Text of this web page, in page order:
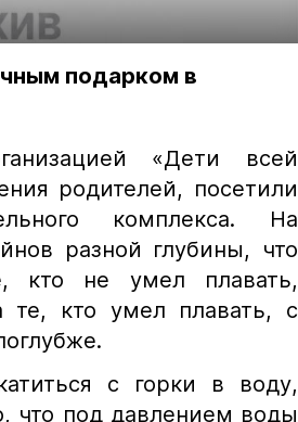
подарком в
«Дети всей
родителей, посетили
комплекса. На
разной глубины, что
не умел плавать,
те, кто умел плавать, с
с горки в воду,
что под давлением воды